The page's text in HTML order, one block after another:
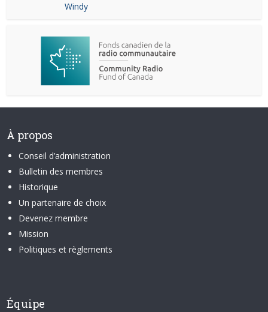
Windy
À propos
Conseil d’administration
Bulletin des membres
Historique
Un partenaire de choix
Devenez membre
Mission
Politiques et règlements
Équipe